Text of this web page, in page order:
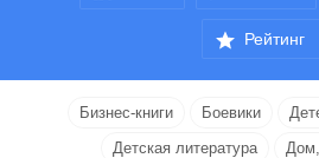
Рейтинг
Бизнес-книги Боевики
Детская литература